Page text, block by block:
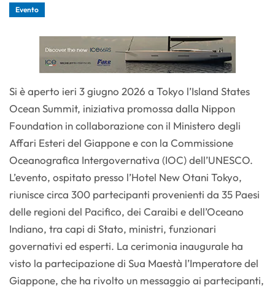
Evento
Si è aperto ieri 3 giugno 2026 a Tokyo l’Island States
Ocean Summit, iniziativa promossa dalla Nippon
Foundation in collaborazione con il Ministero degli
Affari Esteri del Giappone e con la Commissione
Oceanografica Intergovernativa (IOC) dell’UNESCO.
L’evento, ospitato presso l’Hotel New Otani Tokyo,
riunisce circa 300 partecipanti provenienti da 35 Paesi
delle regioni del Pacifico, dei Caraibi e dell’Oceano
Indiano, tra capi di Stato, ministri, funzionari
governativi ed esperti. La cerimonia inaugurale ha
visto la partecipazione di Sua Maestà l’Imperatore del
Giappone, che ha rivolto un messaggio ai partecipanti,